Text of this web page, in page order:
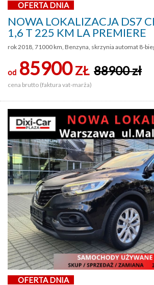
OFERTA DNIA
NOWA LOKALIZACJA DS7
1,6 T 225 KM LA PREMIERE
rok 2018, 71000 km, Benzyna, skrzynia automat 8-
od 85900ZŁ 88900 zł
cena brutto (faktura vat-marża)
OFERTA DNIA